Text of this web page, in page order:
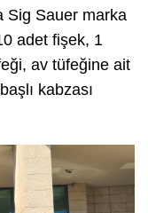
Sig Sauer marka
adet fişek, 1
av tüfeğine ait
kabzası